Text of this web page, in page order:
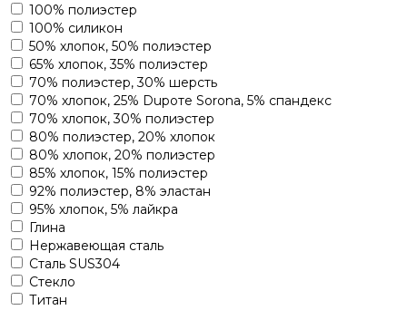
100% полиэстер
100% силикон
50% хлопок, 50% полиэстер
65% хлопок, 35% полиэстер
70% полиэстер, 30% шерсть
70% хлопок, 25% Dupoте Sorona, 5% спандекс
70% хлопок, 30% полиэстер
80% полиэстер, 20% хлопок
80% хлопок, 20% полиэстер
85% хлопок, 15% полиэстер
92% полиэстер, 8% эластан
95% хлопок, 5% лайкра
Глина
Нержавеющая сталь
Сталь SUS304
Стекло
Титан